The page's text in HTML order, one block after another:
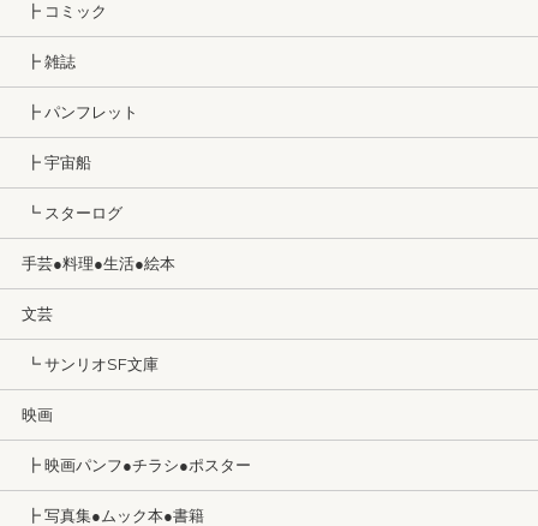
┣ コミック
┣ 雑誌
┣ パンフレット
┣ 宇宙船
┗ スターログ
手芸●料理●生活●絵本
文芸
┗ サンリオSF文庫
映画
┣ 映画パンフ●チラシ●ポスター
┣ 写真集●ムック本●書籍